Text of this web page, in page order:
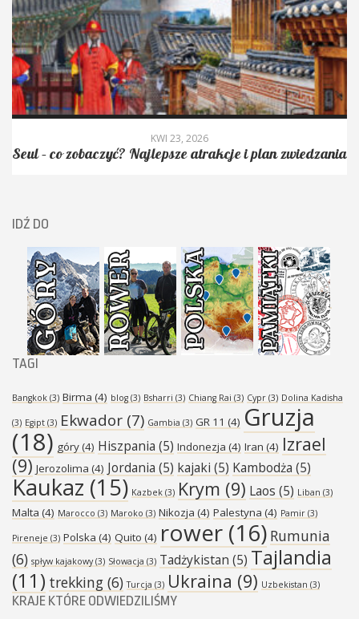
KWI 23, 2026
Seul – co zobaczyć? Najlepsze atrakcje i plan zwiedzania
IDŹ DO
TAGI
Bangkok (3) Birma (4) blog (3) Bsharri (3) Chiang Rai (3) Cypr (3) Dolina Kadisha
(3) Egipt (3) Ekwador (7) Gambia (3) GR 11 (4) Gruzja
(18) góry(4) Hiszpania (5) Indonezja (4) Iran (4) Izrael
(9) Jerozolima (4) Jordania (5) kajaki (5) Kambodża (5)
Kaukaz (15) Kazbek (3) Krym (9) Laos (5) Liban (3)
Malta (4) Marocco (3) Maroko (3) Nikozja (4) Palestyna (4) Pamir (3)
Pireneje (3) Polska (4) Quito (4) rower (16) Rumunia
(6) spływ kajakowy(3) Słowacja (3) Tadżykistan (5) Tajlandia
(11) trekking (6) Turcja (3) Ukraina (9) Uzbekistan (3)
KRAJE KTÓRE ODWIEDZILIŚMY